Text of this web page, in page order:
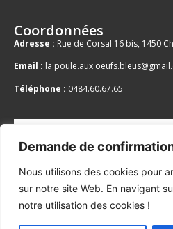
Demande de
Nous utilisons des cookies pour
sur notre site Web. En navigant
notre utilisation des cookies !
Coordonnées
Adresse : Rue de Corsal 16 bis, 1450
Email :
Téléphone : 0484.60.67.65
Votre adresse email est uniquement
newsletters et notre publicité. Vous
moment en utilisant le lien se trouvant
sur notrePolitique de